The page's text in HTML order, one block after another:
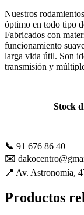
Nuestros
óptimo en todo tipo
Fabricados con
funcionamiento
larga vida útil. Son
transmisión y
Stock
📞 91 676 86 40
✉️
📍 Av. Astronomía,
Productos
interesa más
de lo que
ofrecemos y
cómo poder
mejorar con
tu ayuda.
Experiencia
mejor posible
durante tu
visita. Es una
guía para
disfrutar del